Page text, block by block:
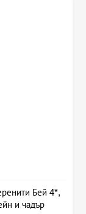
Бей 4*,
и чадър